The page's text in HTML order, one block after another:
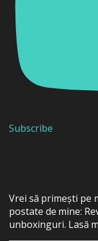
Subscribe
Vrei să primești pe
postate de mine:
unboxinguri. Lasă